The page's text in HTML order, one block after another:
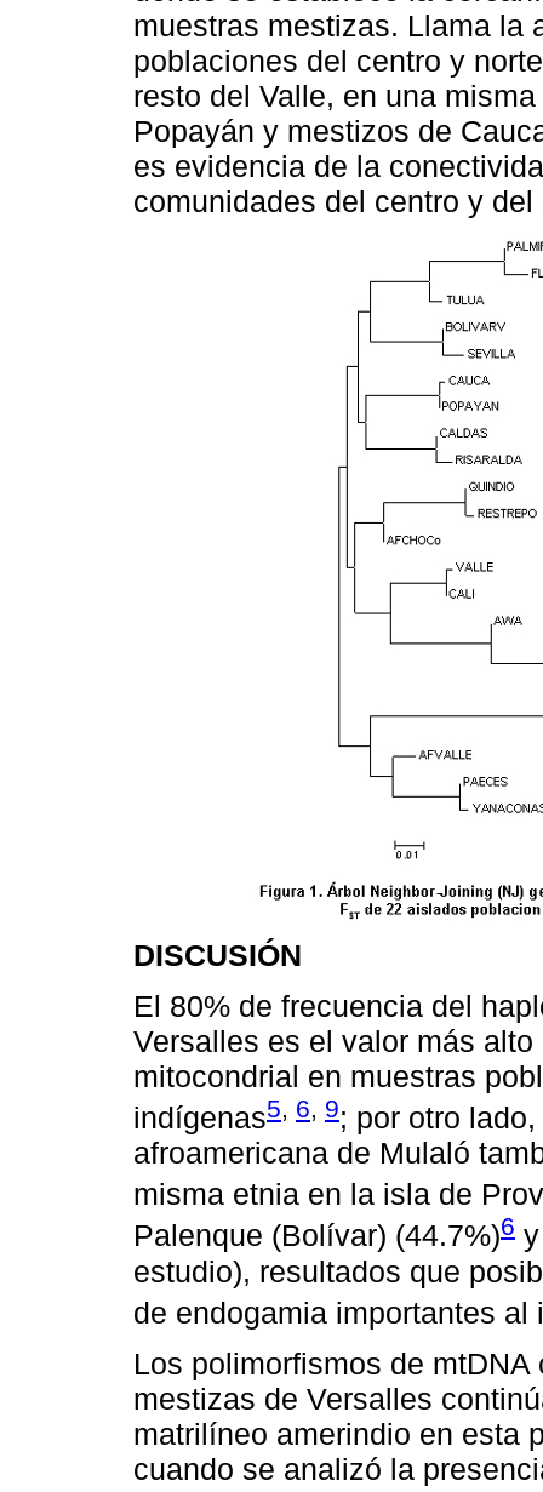
muestras mestizas. Llama la
poblaciones del centro y
resto del Valle, en una
Popayán y mestizos de
es evidencia de la
comunidades del centro y
DISCUSIÓN
El 80% de frecuencia del
Versalles es el valor más
mitocondrial en muestras
indígenas5, 6, 9; por otro
afroamericana de Mulaló
misma etnia en la isla de
Palenque (Bolívar) (44.7%)6
estudio), resultados que
de endogamia importantes
Los polimorfismos de
mestizas de Versalles
matrilíneo amerindio en esta
cuando se analizó la